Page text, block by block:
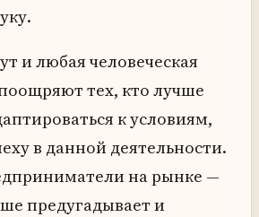
и любая человеческая
тех, кто лучше
к условиям,
в данной деятельности.
на рынке —
предугадывает и